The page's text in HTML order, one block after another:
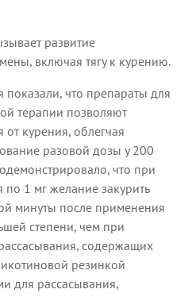
развитие
включая тягу к курению.
что препараты для
терапии позволяют
курения, облегчая
разовой дозы у 200
что при
1 мг желание закурить
минуты после применения
степени, чем при
содержащих
резинкой
для рассасывания,